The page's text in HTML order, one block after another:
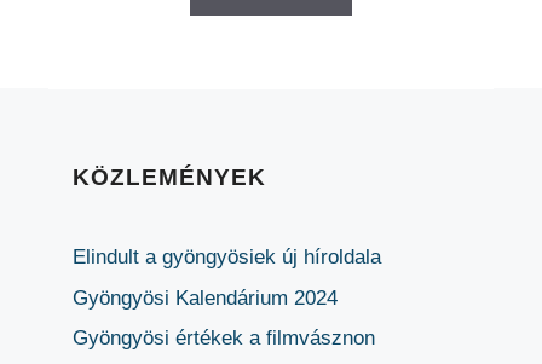
KÖZLEMÉNYEK
Elindult a gyöngyösiek új híroldala
Gyöngyösi Kalendárium 2024
Gyöngyösi értékek a filmvásznon